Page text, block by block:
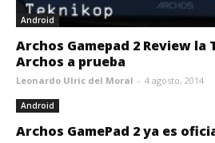
Android
Archos Gamepad 2 Review la
Archos a prueba
Leonardo Ulric del Moral - 4 agosto, 2014
Android
Archos GamePad 2 ya es